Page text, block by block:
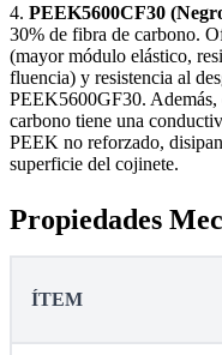
4. PEEK5600CF30
30% de fibra de carbono.
(mayor módulo elástico,
fluencia) y resistencia al
PEEK5600GF30.
carbono tiene una
PEEK no reforzado,
superficie del cojinete.
Propiedades
ÍTEM